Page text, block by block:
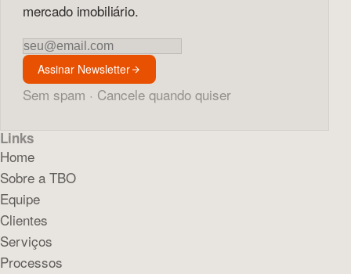
mercado imobiliário.
Newsletter
Assinar Newsletter
Sem spam · Cancele quando quiser
Links
Home
Sobre a TBO
Equipe
Clientes
Serviços
Processos